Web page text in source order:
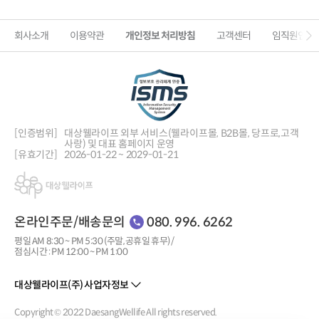
회사소개 이용약관 개인정보 처리방침 고객센터 임직원인증
온라인주문/배송문의 080. 996. 6262
평일 AM 8:30 ~ PM 5:30 (주말, 공휴일 휴무) /
점심시간 : PM 12:00 ~ PM 1:00
[인증범위] 대상웰라이프 외부 서비스(웰라이프몰, B2B몰, 당프로,고객
사랑) 및 대표 홈페이지 운영
[유효기간]
2026-01-22 ~ 2029-01-21
대상웰라이프(주) 사업자정보
Copyright © 2022 DaesangWellife All rights reserved.